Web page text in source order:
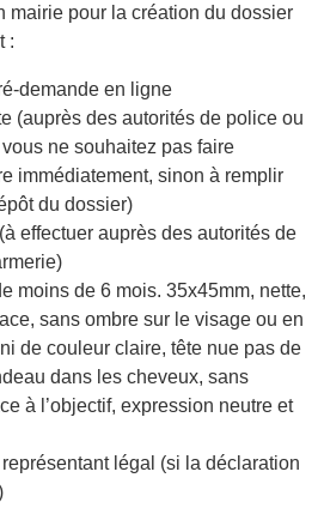
mairie pour la création du dossier
:
demande en ligne
(auprès des autorités de police ou
ne souhaitez pas faire
immédiatement, sinon à remplir
du dossier)
effectuer auprès des autorités de
moins de 6 mois. 35x45mm, nette,
sans ombre sur le visage ou en
de couleur claire, tête nue pas de
dans les cheveux, sans
à l’objectif, expression neutre et
légal (si la déclaration